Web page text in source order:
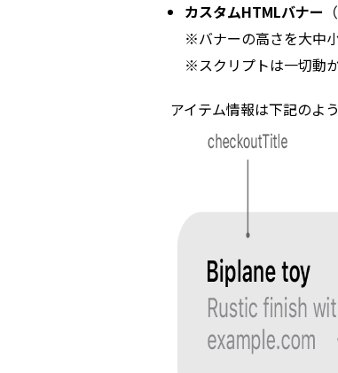
カスタムHTMLバナー
※バナーの高さを大中
※スクリプトは一切動
アイテム情報は下記のよ